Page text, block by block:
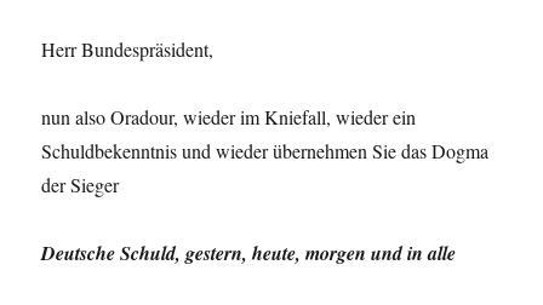
Herr Bundespräsident,
nun also Oradour, wieder im Kniefall, wieder ein
Schuldbekenntnis und wieder übernehmen Sie das Dogma
der Sieger
Deutsche Schuld, gestern, heute, morgen und in alle